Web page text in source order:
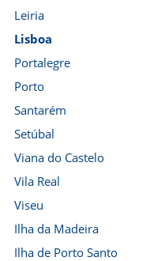
Leiria
Lisboa
Portalegre
Porto
Santarém
Setúbal
Viana do Castelo
Vila Real
Viseu
Ilha da Madeira
Ilha de Porto Santo